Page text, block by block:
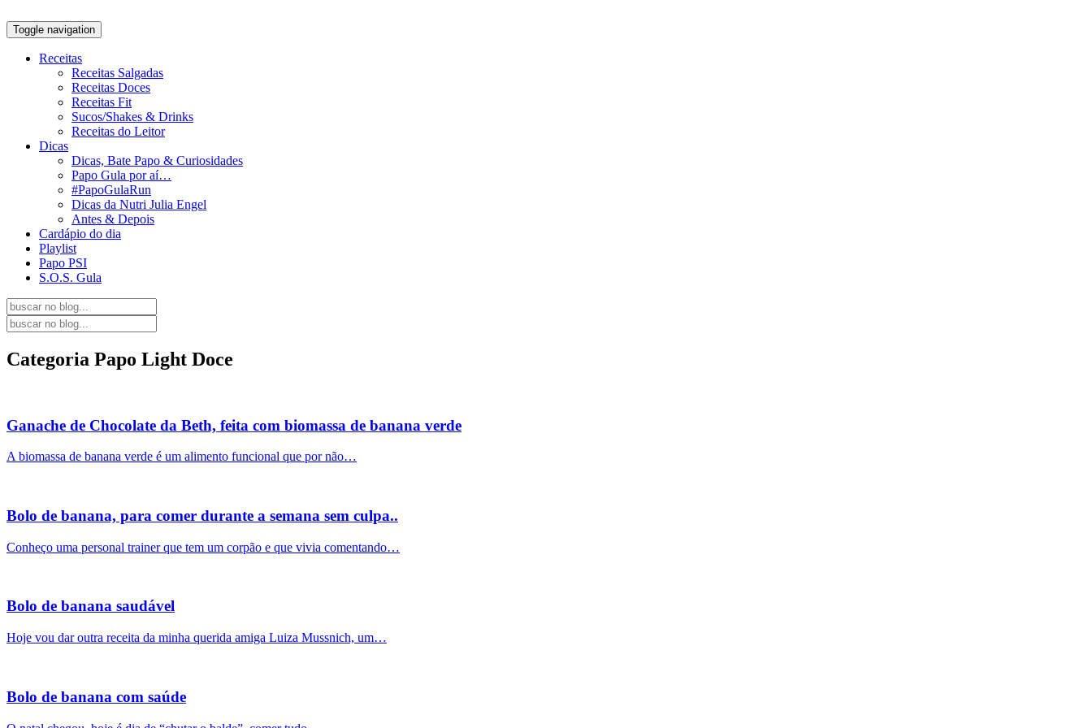
Toggle navigation
Receitas
Receitas Salgadas
Receitas Doces
Receitas Fit
Sucos/Shakes & Drinks
Receitas do Leitor
Dicas
Dicas, Bate Papo & Curiosidades
Papo Gula por aí…
#PapoGulaRun
Dicas da Nutri Julia Engel
Antes & Depois
Cardápio do dia
Playlist
Papo PSI
S.O.S. Gula
Categoria Papo Light Doce
Ganache de Chocolate da Beth, feita com biomassa de banana verde
A biomassa de banana verde é um alimento funcional que por não…
Bolo de banana, para comer durante a semana sem culpa..
Conheço uma personal trainer que tem um corpão e que vivia comentando…
Bolo de banana saudável
Hoje vou dar outra receita da minha querida amiga Luiza Mussnich, um…
Bolo de banana com saúde